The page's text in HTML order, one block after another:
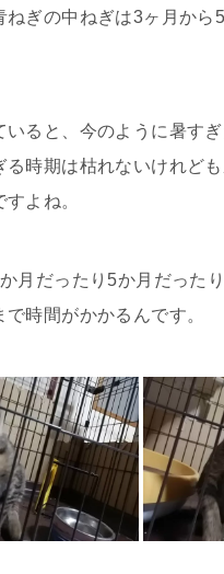
ねぎの中ねぎは3ヶ月から
いると、今のように暑す
る時期は枯れないけれど
よね。
月だったり5か月だった
で時間がかかるんです。